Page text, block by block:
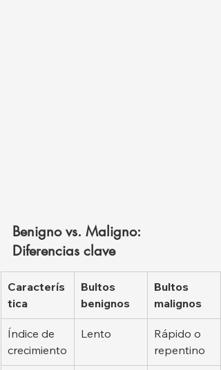
Benigno vs. Maligno:
Diferencias clave
Caracterís
tica
Bultos
benignos
Bultos
malignos
Índice de
crecimiento
Lento
Rápido o
repentino